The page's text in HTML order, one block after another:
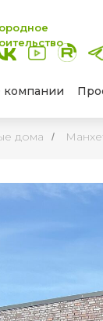
компании
дома /